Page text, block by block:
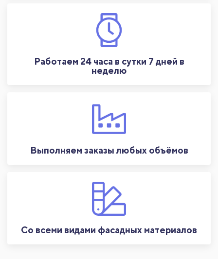
Работаем 24 часа в сутки 7 дней в
неделю
Выполняем заказы любых объёмов
Со всеми видами фасадных материалов